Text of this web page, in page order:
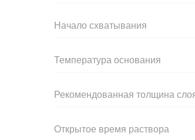
Начало схватывания
Температура основания
Рекомендованная толщина
Открытое время раствора